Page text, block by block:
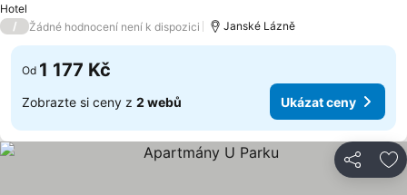
Hotel
/ Žádné hodnocení není k dispozici Janské Lázně
Od 1 177 Kč
Zobrazte si ceny z 2 webů Ukázat ceny
Sdílet